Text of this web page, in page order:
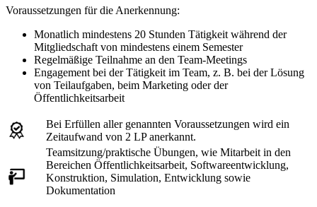
Voraussetzungen für die Anerkennung:
Monatlich mindestens 20 Stunden Tätigkeit während der
Mitgliedschaft von mindestens einem Semester
Regelmäßige Teilnahme an den Team-Meetings
Engagement bei der Tätigkeit im Team, z. B. bei der Lösung
von Teilaufgaben, beim Marketing oder der
Öffentlichkeitsarbeit
Bei Erfüllen aller genannten Voraussetzungen wird ein
Zeitaufwand von 2 LP anerkannt.
Teamsitzung/praktische Übungen, wie Mitarbeit in den
Bereichen Öffentlichkeitsarbeit, Softwareentwicklung,
Konstruktion, Simulation, Entwicklung sowie
Dokumentation